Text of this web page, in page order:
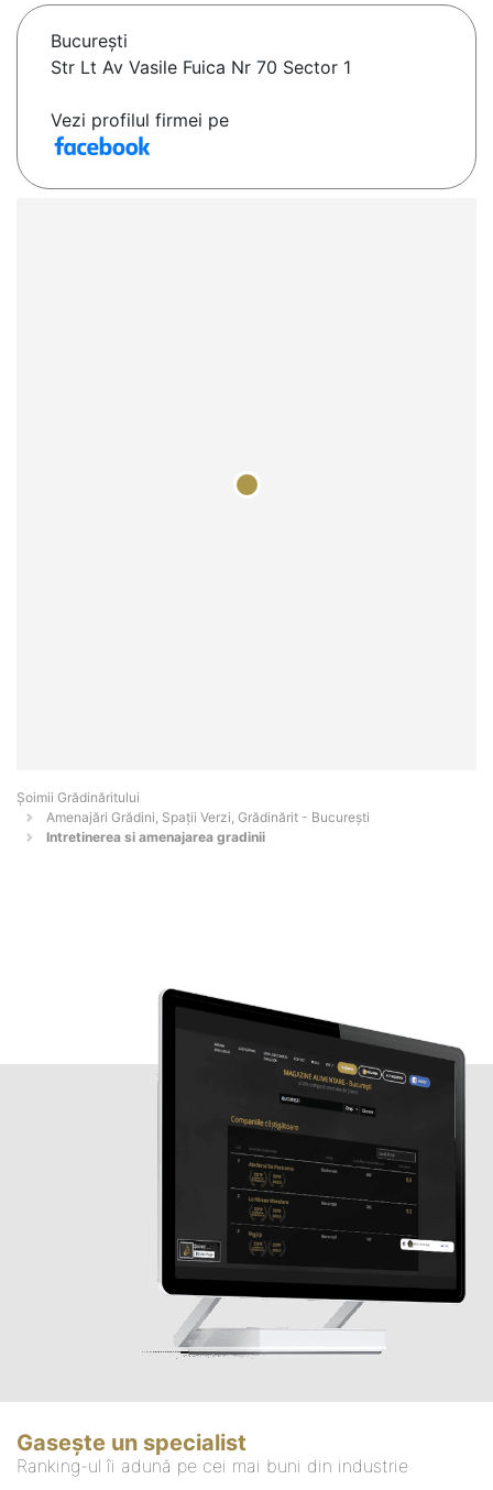
Bucureşti
Str Lt Av Vasile Fuica Nr 70 Sector 1
Vezi profilul firmei pe
Șoimii Grădinăritului
Amenajări Grădini, Spații Verzi, Grădinărit - Bucureşti
Intretinerea si amenajarea gradinii
Gasește un specialist
Ranking-ul îi adună pe cei mai buni din industrie